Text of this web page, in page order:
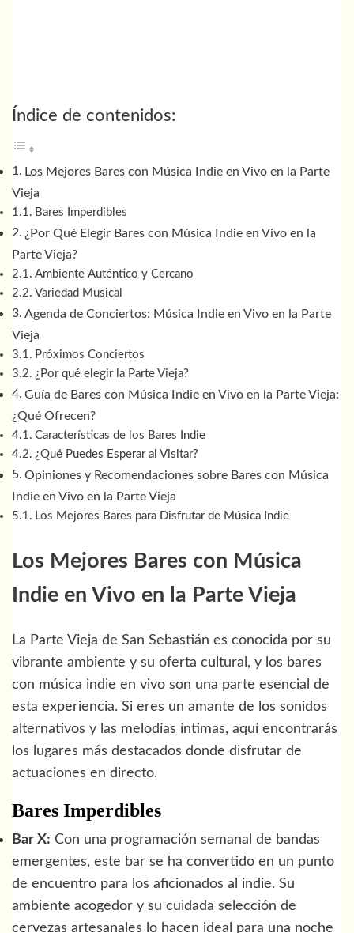
Índice de contenidos:
Los Mejores Bares con Música Indie en Vivo en la Parte
Vieja
Bares Imperdibles
¿Por Qué Elegir Bares con Música Indie en Vivo en la
Parte Vieja?
Ambiente Auténtico y Cercano
Variedad Musical
Agenda de Conciertos: Música Indie en Vivo en la Parte
Vieja
Próximos Conciertos
¿Por qué elegir la Parte Vieja?
Guía de Bares con Música Indie en Vivo en la Parte Vieja:
¿Qué Ofrecen?
Características de los Bares Indie
¿Qué Puedes Esperar al Visitar?
Opiniones y Recomendaciones sobre Bares con Música
Indie en Vivo en la Parte Vieja
Los Mejores Bares para Disfrutar de Música Indie
Los Mejores Bares con Música
Indie en Vivo en la Parte Vieja
La Parte Vieja de San Sebastián es conocida por su
vibrante ambiente y su oferta cultural, y los bares
con música indie en vivo son una parte esencial de
esta experiencia. Si eres un amante de los sonidos
alternativos y las melodías íntimas, aquí encontrarás
los lugares más destacados donde disfrutar de
actuaciones en directo.
Bares Imperdibles
Bar X: Con una programación semanal de bandas
emergentes, este bar se ha convertido en un punto
de encuentro para los aficionados al indie. Su
ambiente acogedor y su cuidada selección de
cervezas artesanales lo hacen ideal para una noche